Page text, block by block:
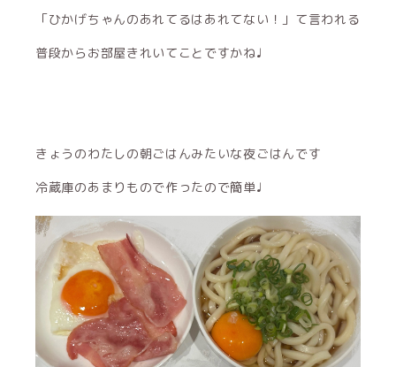
「ひかげちゃんのあれてるはあれてない！」て言われる
普段からお部屋きれいてことですかね♩
きょうのわたしの朝ごはんみたいな夜ごはんです
冷蔵庫のあまりもので作ったので簡単♩